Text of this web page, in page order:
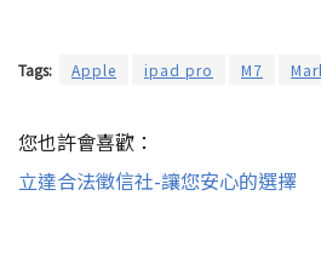
2026 年底至 2027 年初登場，但
階機型又要再等半年。